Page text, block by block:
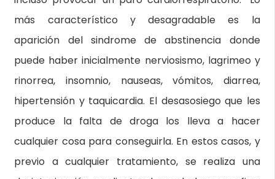
más característico y desagradable es la
aparición del sindrome de abstinencia donde
puede haber inicialmente nerviosismo, lagrimeo y
rinorrea, insomnio, nauseas, vómitos, diarrea,
hipertensión y taquicardia. El desasosiego que les
produce la falta de droga los lleva a hacer
cualquier cosa para conseguirla. En estos casos, y
previo a cualquier tratamiento, se realiza una